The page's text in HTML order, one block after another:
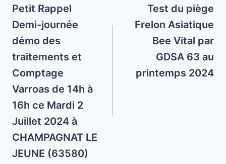
navigation
Petit Rappel
Demi-journée
démo des
traitements et
Comptage
Varroas de 14h à
16h ce Mardi 2
Juillet 2024 à
CHAMPAGNAT LE
JEUNE (63580)
Test du piège
Frelon Asiatique
Bee Vital par
GDSA 63 au
printemps 2024